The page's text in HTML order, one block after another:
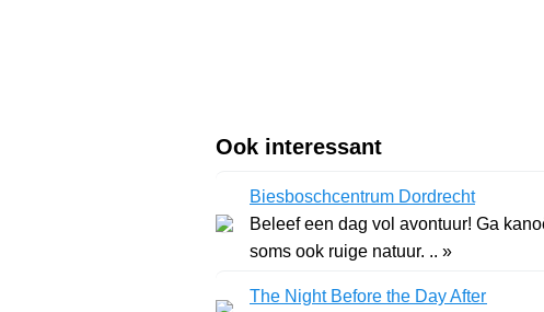
Ook interessant
Biesboschcentrum Dordrecht
Beleef een dag vol avontuur! Ga
soms ook ruige natuur. .. »
The Night Before the Day After